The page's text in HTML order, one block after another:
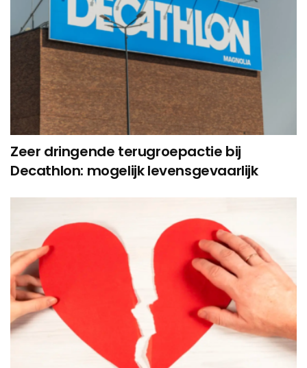
Zeer dringende terugroepactie bij
Decathlon: mogelijk levensgevaarlijk